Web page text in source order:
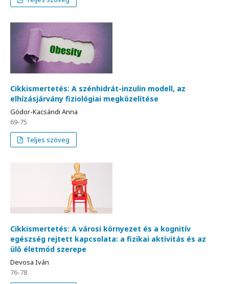
Cikkismertetés: A szénhidrát-inzulin modell, az
elhízásjárvány fiziológiai megközelítése
Gódor-Kacsándi Anna
69-75
Teljes szöveg
Cikkismertetés: A városi környezet és a kognitív
egészség rejtett kapcsolata: a fizikai aktivitás és az
ülő életmód szerepe
Devosa Iván
76-78